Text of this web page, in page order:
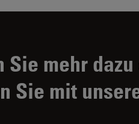
Sie mehr
Sie mit